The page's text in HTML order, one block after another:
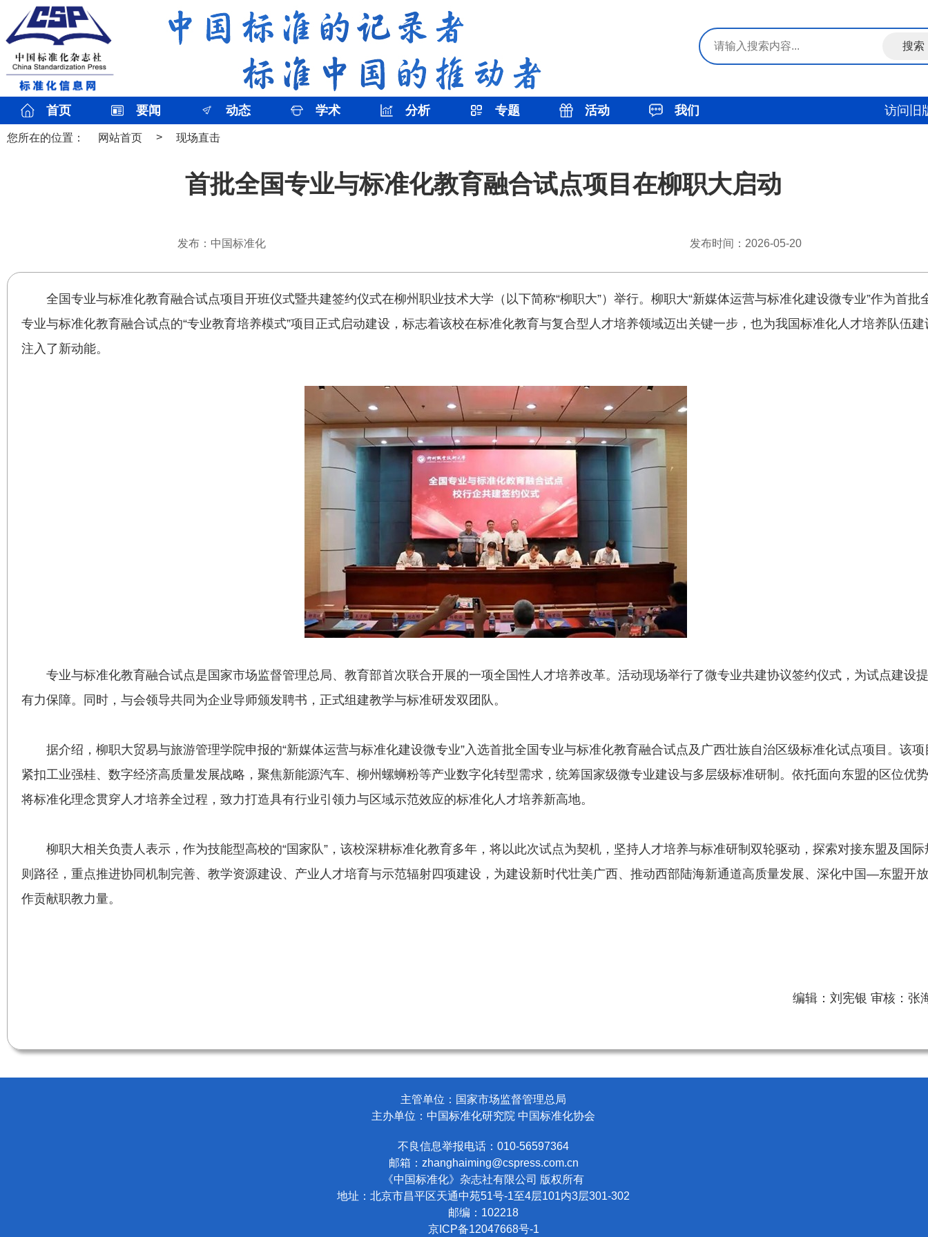
首页 要闻 动态 学术 分析 专题 活动 我们 访问旧
您所在的位置： 网站首页 > 现场直击
首批全国专业与标准化教育融合试点项目在柳职大启动
发布：中国标准化 发布时间：2026-05-20
全国专业与标准化教育融合试点项目开班仪式暨共建签约仪式在柳州职业技术大学（以下简称“柳职大”）举行。柳职大“新媒体运营与标准化建设微专业”作为首批
专业与标准化教育融合试点的“专业教育培养模式”项目正式启动建设，标志着该校在标准化教育与复合型人才培养领域迈出关键一步，也为我国标准化人才培养队伍建
注入了新动能。
专业与标准化教育融合试点是国家市场监督管理总局、教育部首次联合开展的一项全国性人才培养改革。活动现场举行了微专业共建协议签约仪式，为试点建设
有力保障。同时，与会领导共同为企业导师颁发聘书，正式组建教学与标准研发双团队。
据介绍，柳职大贸易与旅游管理学院申报的“新媒体运营与标准化建设微专业”入选首批全国专业与标准化教育融合试点及广西壮族自治区级标准化试点项目。该项
紧扣工业强桂、数字经济高质量发展战略，聚焦新能源汽车、柳州螺蛳粉等产业数字化转型需求，统筹国家级微专业建设与多层级标准研制。依托面向东盟的区位优
将标准化理念贯穿人才培养全过程，致力打造具有行业引领力与区域示范效应的标准化人才培养新高地。
柳职大相关负责人表示，作为技能型高校的“国家队”，该校深耕标准化教育多年，将以此次试点为契机，坚持人才培养与标准研制双轮驱动，探索对接东盟及国际
则路径，重点推进协同机制完善、教学资源建设、产业人才培育与示范辐射四项建设，为建设新时代壮美广西、推动西部陆海新通道高质量发展、深化中国—东盟开
作贡献职教力量。
编辑：刘宪银 审核：张
主管单位：国家市场监督管理总局
主办单位：中国标准化研究院 中国标准化协会
不良信息举报电话：010-56597364
邮箱： zhanghaiming@cspress.com.cn
《中国标准化》杂志社有限公司 版权所有
地址：北京市昌平区天通中苑51号-1至4层101内3层301-302
邮编：102218
京ICP备12047668号-1